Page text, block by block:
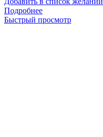
Подробнее
Быстрый просмотр